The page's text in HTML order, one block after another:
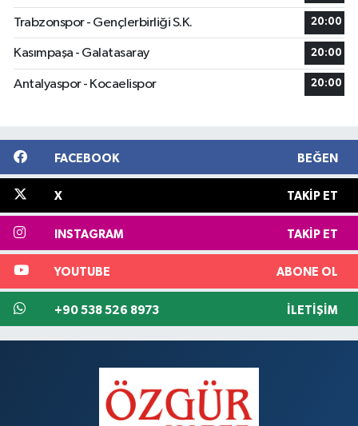
Trabzonspor - Gençlerbirliği S.K. 20:00
Kasımpaşa - Galatasaray 20:00
Antalyaspor - Kocaelispor 20:00
FACEBOOK BEĞEN
X TAKIP ET
INSTAGRAM TAKIP ET
YOUTUBE ABONE OL
+90 538 526 8973 İLETIŞIM